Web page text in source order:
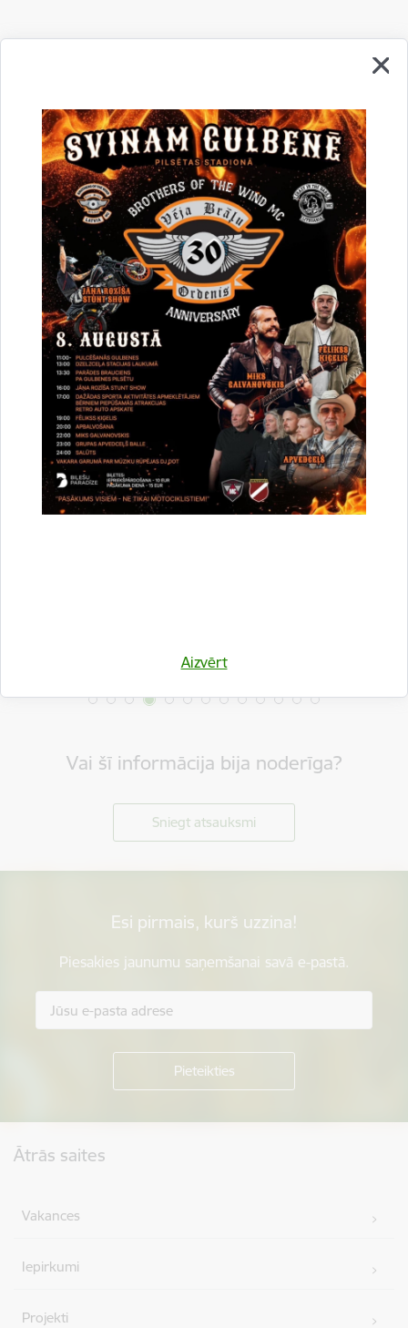
Aizvērt
+5
Atvērt galeriju
Saistītas tēmas
Aktualitātes: Apkaimes darbnīcas Sabiedrības līdzdalība
Bierība Sateka
Drukāt lapu
Dalīties
Vai šī informācija bija noderīga?
Sniegt atsauksmi
Esi pirmais, kurš uzzina!
Piesakies jaunumu saņemšanai savā e-pastā.
Ātrās saites
Vakances
Iepirkumi
Projekti